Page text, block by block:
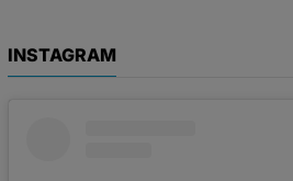
INSTAGRAM